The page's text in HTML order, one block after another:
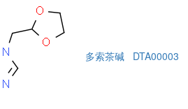
多索茶碱 DTA00003